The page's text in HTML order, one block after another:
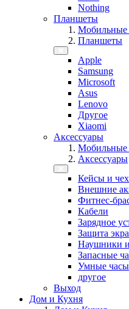
Nothing
Планшеты
Мобильные
Планшеты
Apple
Samsung
Microsoft
Asus
Lenovo
Другое
Xiaomi
Аксессуары
Мобильные
Аксессуары
Кейсы и
Внешние
Фитнес-
Кабели
Зарядное
Защита
Наушники
Запасные
Умные часы
другое
Выход
Дом и Кухня